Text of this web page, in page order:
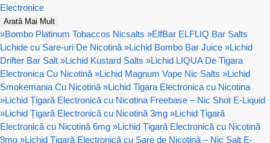
Electronice
Arată Mai Mult
»Bombo Platinum Tobaccos Nicsalts »ElfBar ELFLIQ Bar Salts
Lichide cu Sare-uri De Nicotină »Lichid Bombo Bar Juice »Lichid
Drifter Bar Salt »Lichid Kustard Salts »Lichid LIQUA De Tigara
Electronica Cu Nicotină »Lichid Magnum Vape Nic Salts »Lichid
Smokemania Cu Nicotină »Lichid Tigara Electronica cu Nicotina
»Lichid Țigară Electronică cu Nicotina Freebase – Nic Shot E-Liquid
»Lichid Țigară Electronică cu Nicotină 3mg »Lichid Țigară
Electronică cu Nicotină 6mg »Lichid Țigară Electronică cu Nicotină
9mg »Lichid Țigară Electronică cu Sare de Nicotină – Nic Salt E-